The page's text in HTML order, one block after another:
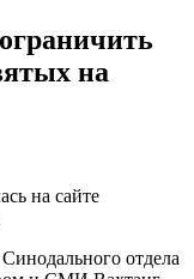
на
на сайте
отдела